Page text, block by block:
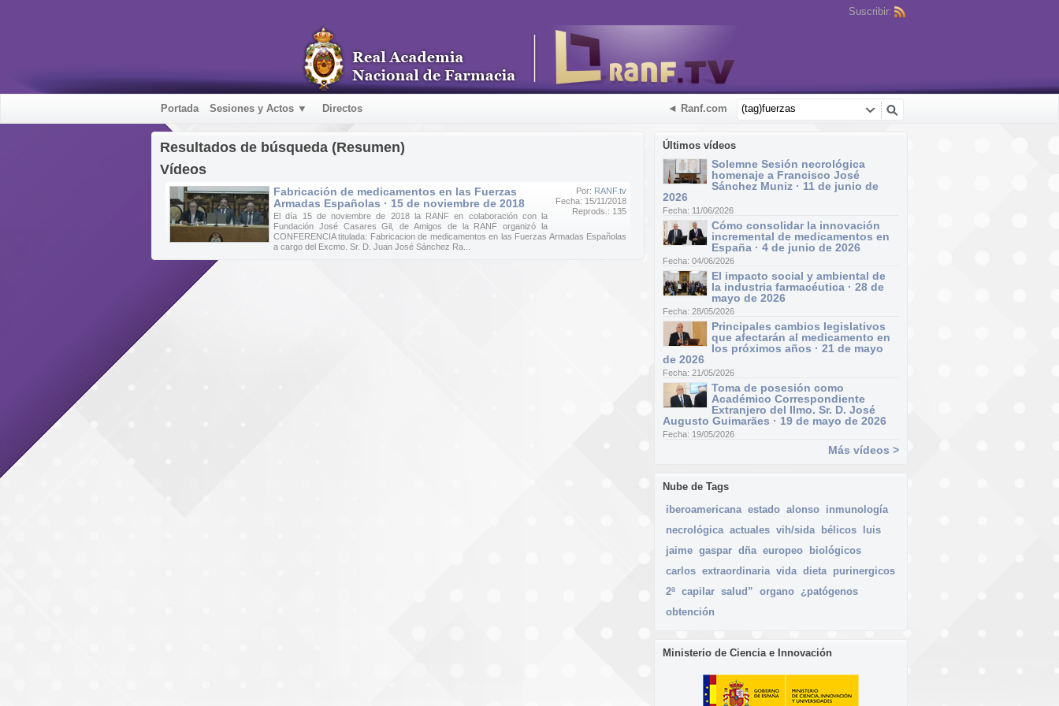
Suscribir:
Portada Sesiones y Actos ▼ Directos ◄ Ranf.com
Últimos vídeos
Solemne Sesión necrológica
homenaje a Francisco José
Sánchez Muniz · 11 de junio de
2026
Fecha: 11/06/2026
Cómo consolidar la innovación
incremental de medicamentos en
España · 4 de junio de 2026
Fecha: 04/06/2026
El impacto social y ambiental de
la industria farmacéutica · 28 de
mayo de 2026
Fecha: 28/05/2026
Principales cambios legislativos
que afectarán al medicamento en
los próximos años · 21 de mayo
de 2026
Fecha: 21/05/2026
Toma de posesión como
Académico Correspondiente
Extranjero del Ilmo. Sr. D. José
Augusto Guimarães · 19 de mayo de 2026
Fecha: 19/05/2026
Más vídeos >
Nube de Tags
iberoamericana estado alonso inmunología
necrológica actuales vih/sida bélicos
luis
jaime gaspar dña europeo
biológicos
carlos extraordinaria vida dieta purinergicos
2ª capilar salud” organo ¿patógenos
obtención
Ministerio de Ciencia e Innovación
Resultados de búsqueda (Resumen)
Vídeos
Por: RANF.tv
Fecha: 15/11/2018
Reprods.: 135
Fabricación de medicamentos en las Fuerzas
Armadas Españolas · 15 de noviembre de 2018
El día 15 de noviembre de 2018 la RANF en colaboración con la
Fundación José Casares Gil, de Amigos de la RANF organizó la
CONFERENCIA titulada: Fabricacion de medicamentos en las Fuerzas Armadas Españolas
a cargo del Excmo. Sr. D. Juan José Sánchez Ra...